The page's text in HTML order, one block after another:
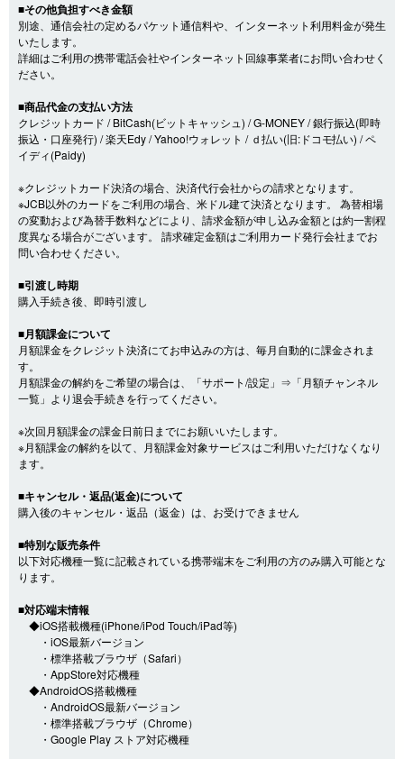
■その他負担すべき金額
別途、通信会社の定めるパケット通信料や、インターネット利用料金が発生
いたします。
詳細はご利用の携帯電話会社やインターネット回線事業者にお問い合わせく
ださい。
■商品代金の支払い方法
クレジットカード / BitCash(ビットキャッシュ) / G-MONEY / 銀行振込(即時
振込・口座発行) / 楽天Edy / Yahoo!ウォレット / ｄ払い(旧:ドコモ払い) / ペ
イディ(Paidy)
※クレジットカード決済の場合、決済代行会社からの請求となります。
※JCB以外のカードをご利用の場合、米ドル建て決済となります。 為替相場
の変動および為替手数料などにより、請求金額が申し込み金額とは約一割程
度異なる場合がございます。 請求確定金額はご利用カード発行会社までお
問い合わせください。
■引渡し時期
購入手続き後、即時引渡し
■月額課金について
月額課金をクレジット決済にてお申込みの方は、毎月自動的に課金されま
す。
月額課金の解約をご希望の場合は、「サポート/設定」⇒「月額チャンネル
一覧」より退会手続きを行ってください。
※次回月額課金の課金日前日までにお願いいたします。
※月額課金の解約を以て、月額課金対象サービスはご利用いただけなくなり
ます。
■キャンセル・返品(返金)について
購入後のキャンセル・返品（返金）は、お受けできません
■特別な販売条件
以下対応機種一覧に記載されている携帯端末をご利用の方のみ購入可能とな
ります。
■対応端末情報
◆iOS搭載機種(iPhone/iPod Touch/iPad等)
・iOS最新バージョン
・標準搭載ブラウザ（Safari）
・AppStore対応機種
◆AndroidOS搭載機種
・AndroidOS最新バージョン
・標準搭載ブラウザ（Chrome）
・Google Play ストア対応機種